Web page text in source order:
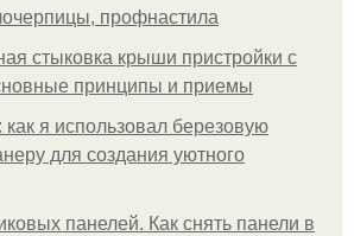
профнастила
стыковка крыши пристройки с
принципы и приемы
я использовал березовую
для создания уютного
панелей. Как снять панели в